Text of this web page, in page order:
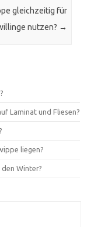
gleichzeitig für
nutzen? →
Laminat und Fliesen?
liegen?
Winter?